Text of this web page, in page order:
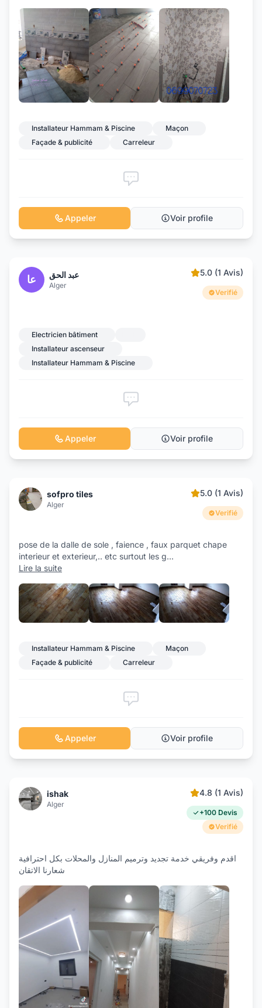
Installateur Hammam & Piscine
Maçon
Façade & publicité
Carreleur
Appeler Voir profile
عا عبد الحق
Alger
5.0 (1 Avis)
Verifié
Electricien bâtiment
Installateur ascenseur
Installateur Hammam & Piscine
Appeler Voir profile
sofpro tiles
Alger
5.0 (1 Avis)
Verifié
pose de la dalle de sole , faience , faux parquet chape
interieur et exterieur,.. etc surtout les g...
Lire la suite
Installateur Hammam & Piscine
Maçon
Façade & publicité
Carreleur
Appeler Voir profile
ishak
Alger
4.8 (1 Avis)
+100 Devis
Verifié
اقدم وفريقي خدمة تجديد وترميم المنازل والمحلات بكل احترافية
شعارنا الاتقان